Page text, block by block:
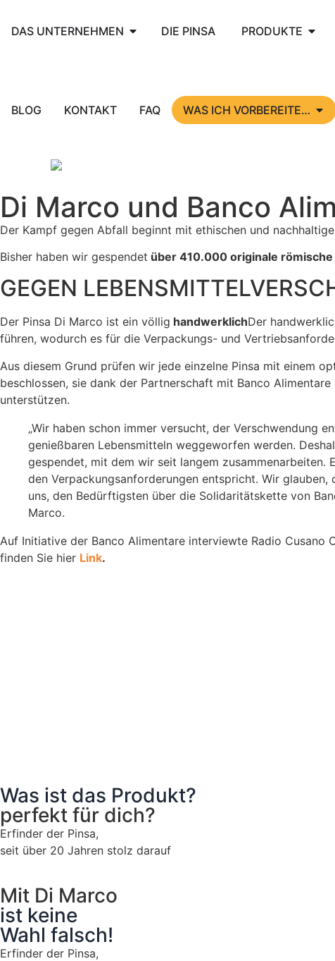
DAS UNTERNEHMEN DIE PINSA PRODUKTE
BLOG KONTAKT FAQ WAS ICH VORBEREITE…
Di Marco und Banco
Der Kampf gegen Abfall beginnt mit ethischen und
Bisher haben wir gespendet über 410.000 originale römische
GEGEN
Der Pinsa Di Marco ist ein völlig handwerklichDer
führen, wodurch es für die Verpackungs- und
Aus diesem Grund prüfen wir jede einzelne Pinsa mit einem
beschlossen, sie dank der Partnerschaft mit Banco
unterstützen.
„Wir haben schon immer versucht, der Verschwendung
genießbaren Lebensmitteln weggeworfen werden.
gespendet, mit dem wir seit langem
den Verpackungsanforderungen entspricht. Wir
uns, den Bedürftigsten über die Solidaritätskette von
Marco.
Auf Initiative der Banco Alimentare interviewte Radio Cusano
finden Sie hier Link.
Was ist das Produkt?
perfekt für dich?
Erfinder der Pinsa,
seit über 20 Jahren stolz darauf
Mit Di Marco
ist keine
Wahl falsch!
Erfinder der Pinsa,